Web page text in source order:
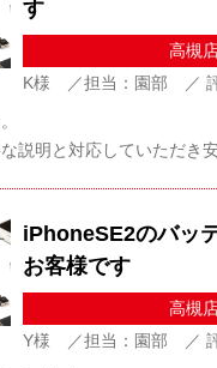
す
高槻
K様 ／担当：園部 ／
説明と対応していただき安
iPhoneSE2のバッ
お客様です
高槻
Y様 ／担当：園部 ／